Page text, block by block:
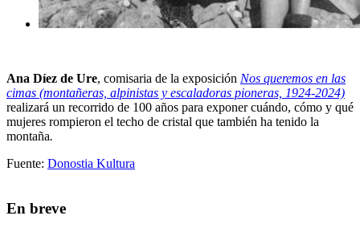
Ana Díez de Ure, comisaria de la exposición Nos queremos en las
cimas (montañeras, alpinistas y escaladoras pioneras, 1924-2024)
realizará un recorrido de 100 años para exponer cuándo, cómo y qué
mujeres rompieron el techo de cristal que también ha tenido la
montaña.
Fuente: Donostia Kultura
En breve